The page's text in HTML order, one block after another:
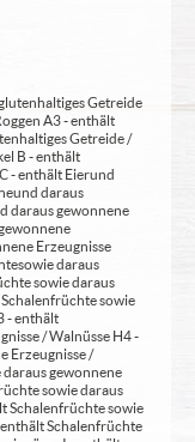
Getreide
A3 - enthält
Getreide /
B - enthält
- enthält Eier und
und daraus
daraus gewonnene
Erzeugnisse
sowie daraus
sowie daraus
sowie
- enthält
/ Walnüsse H4 -
Erzeugnisse /
gewonnene
sowie daraus
Schalenfrüchte sowie
Schalenfrüchte